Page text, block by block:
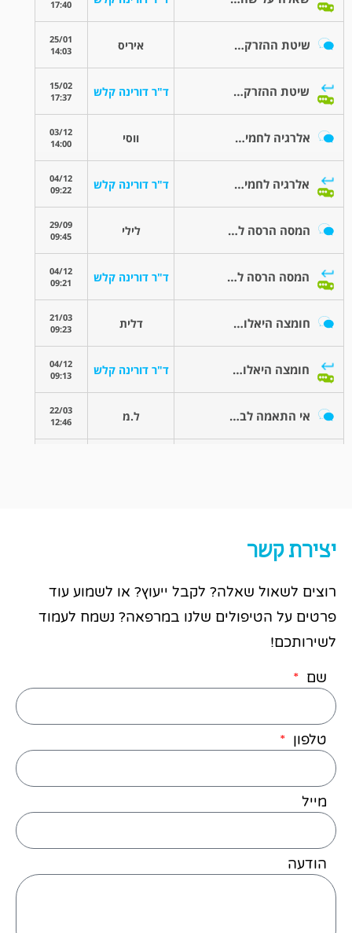
יצירת קשר
רוצים לשאול שאלה? לקבל ייעוץ? או לשמוע עוד
פרטים על הטיפולים שלנו במרפאה? נשמח לעמוד
לשירותכם!
שם
טלפון
מייל
הודעה